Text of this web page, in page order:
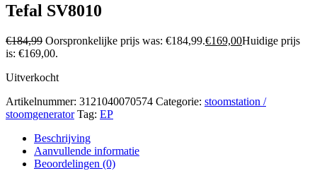
Tefal SV8010
€184,99 Oorspronkelijke prijs was: €184,99.€169,00Huidige prijs
is: €169,00.
Uitverkocht
Artikelnummer: 3121040070574 Categorie: stoomstation /
stoomgenerator Tag: EP
Beschrijving
Aanvullende informatie
Beoordelingen (0)